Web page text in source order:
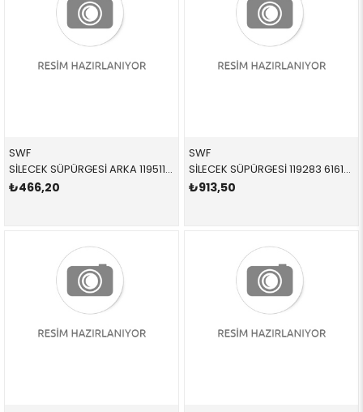
SWF
SİLECEK SÜPÜRGESİ ARKA 119511 61627161029 61627161029 X5,X6,E70,E71 2011-2018
₺466,20
SWF
SİLECEK SÜPÜRGESİ 119283 61612159629 61612159629 E92,E93 TAKIM ÖN 2008-2012
₺913,50